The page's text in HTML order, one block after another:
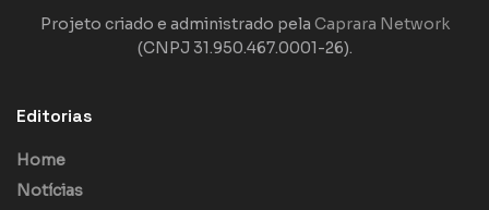
Projeto criado e administrado pela Caprara Network
(CNPJ 31.950.467.0001-26).
Editorias
Home
Notícias